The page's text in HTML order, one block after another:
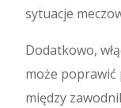
sytuacje
Dodatkowo,
może poprawić
między